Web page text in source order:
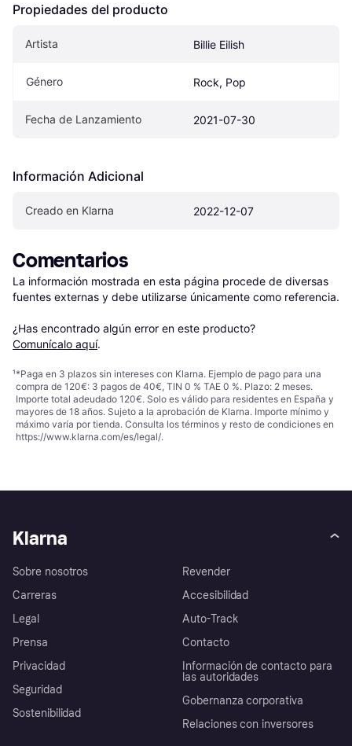
Propiedades del producto
Artista Billie Eilish
Género Rock, Pop
Fecha de Lanzamiento 2021-07-30
Información Adicional
Creado en Klarna 2022-12-07
Comentarios
La información mostrada en esta página procede de diversas
fuentes externas y debe utilizarse únicamente como referencia.
¿Has encontrado algún error en este producto?
Comunícalo aquí.
¹*Paga en 3 plazos sin intereses con Klarna. Ejemplo de pago para una
compra de 120€: 3 pagos de 40€, TIN 0 % TAE 0 %. Plazo: 2 meses.
Importe total adeudado 120€. Solo es válido para residentes en España y
mayores de 18 años. Sujeto a la aprobación de Klarna. Importe mínimo y
máximo varía por tienda. Consulta los términos y resto de condiciones en
https://www.klarna.com/es/legal/.
Klarna
Sobre nosotros
Carreras
Legal
Prensa
Privacidad
Seguridad
Sostenibilidad
Revender
Accesibilidad
Auto-Track
Contacto
Información de contacto para
las autoridades
Gobernanza corporativa
Relaciones con inversores